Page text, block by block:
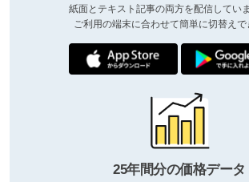
紙面とテキスト記事の両方を配信していま
ご利用の端末に合わせて簡単に切替えで
25年間分の価格データ